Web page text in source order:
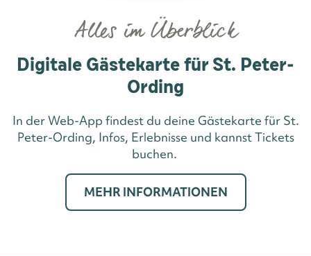
Alles im Überblick
Digitale Gästekarte für St. Peter-
Ording
In der Web-App findest du deine Gästekarte für St.
Peter-Ording, Infos, Erlebnisse und kannst Tickets
buchen.
MEHR INFORMATIONEN